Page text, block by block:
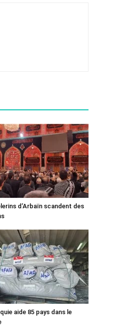
d’Arbaïn scandent des
aide 85 pays dans le